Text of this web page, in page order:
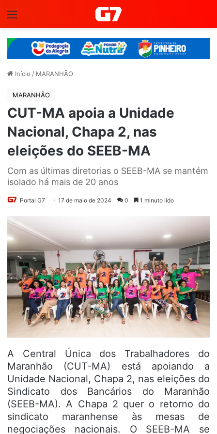
Início / MARANHÃO
MARANHÃO
CUT-MA apoia a Unidade
Nacional, Chapa 2, nas
eleições do SEEB-MA
Com as últimas diretorias o SEEB-MA se mantém
isolado há mais de 20 anos
Portal G7 17 de maio de 2024 0 1 minuto lido
A Central Única dos Trabalhadores do
Maranhão (CUT-MA) está apoiando a
Unidade Nacional, Chapa 2, nas eleições do
Sindicato dos Bancários do Maranhão
(SEEB-MA). A Chapa 2 quer o retorno do
sindicato maranhense às mesas de
negociações nacionais. O SEEB-MA se